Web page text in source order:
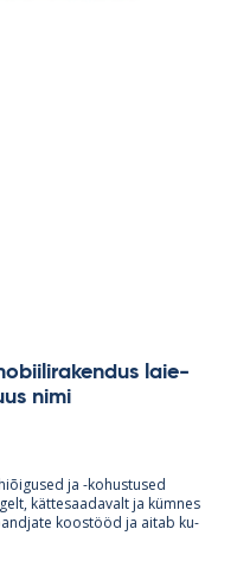
lai­e­
nimi
ja -ko­hus­tused
kät­te­saa­da­valt ja küm­nes
koos­tööd ja ai­tab ku­